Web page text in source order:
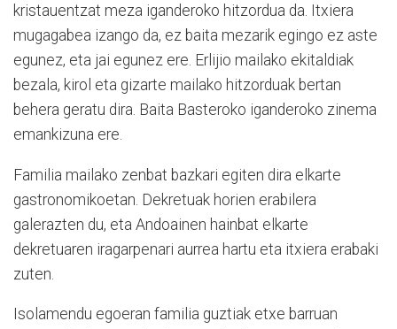
kristauentzat meza iganderoko hitzordua da. Itxiera
mugagabea izango da, ez baita mezarik egingo ez aste
egunez, eta jai egunez ere. Erlijio mailako ekitaldiak
bezala, kirol eta gizarte mailako hitzorduak bertan
behera geratu dira. Baita Basteroko iganderoko zinema
emankizuna ere.
Familia mailako zenbat bazkari egiten dira elkarte
gastronomikoetan. Dekretuak horien erabilera
galerazten du, eta Andoainen hainbat elkarte
dekretuaren iragarpenari aurrea hartu eta itxiera erabaki
zuten.
Isolamendu egoeran familia guztiak etxe barruan